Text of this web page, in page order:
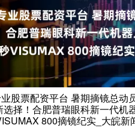
股票配资平台 暑期摘镜总动
选择！合肥普瑞眼科新一代机
800摘镜纪实_大皖新